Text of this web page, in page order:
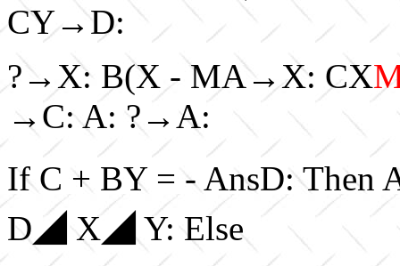
CY→D:
?→X: B(X - MA→X: CX
→C: A: ?→A:
If C + BY = - AnsD:
D◢ X◢ Y: Else